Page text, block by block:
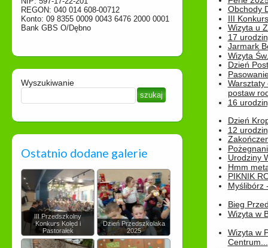
REGON: 040 014 608-00712
Konto: 09 8355 0009 0043 6476 2000 0001
Bank GBS O/Dębno
Wyszukiwanie
Ostatnio dodane galerie
III Przedszkolny
Konkurs Kolęd i
Pastorałek
Dzień Przedszkolaka
2025
Obchody
III
Wizyta u
17
Jarmark
Wizyta
Dzień
Warsztaty
postaw
16
Dzień
12
Urodziny
Hmm
PIKNIK
Myślibórz
Bieg
Wizyta w
Wizyta w
Centrum...